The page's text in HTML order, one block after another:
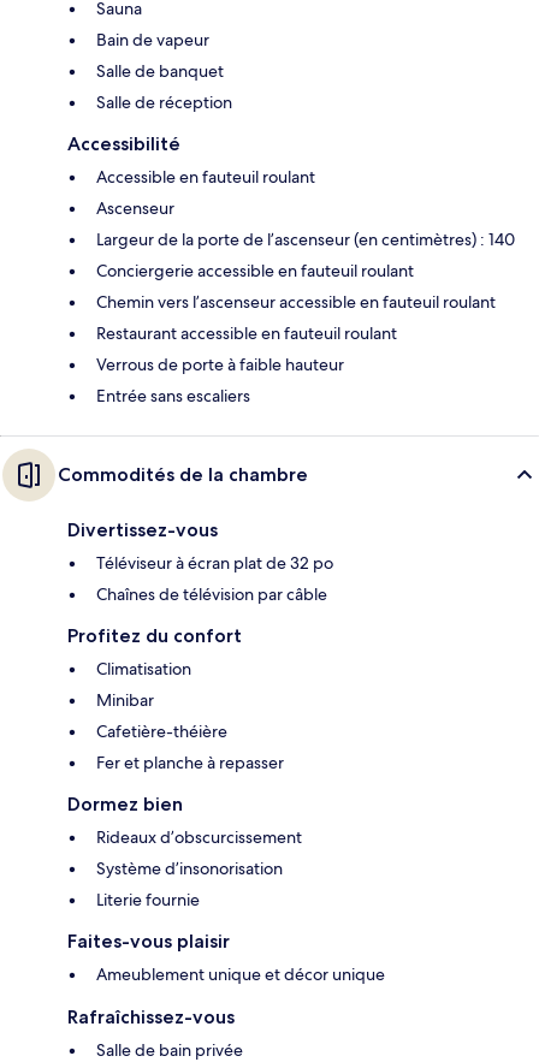
Sauna
Bain de vapeur
Salle de banquet
Salle de réception
Accessibilité
Accessible en fauteuil roulant
Ascenseur
Largeur de la porte de l’ascenseur (en centimètres) : 140
Conciergerie accessible en fauteuil roulant
Chemin vers l’ascenseur accessible en fauteuil roulant
Restaurant accessible en fauteuil roulant
Verrous de porte à faible hauteur
Entrée sans escaliers
Commodités de la chambre
Divertissez-vous
Téléviseur à écran plat de 32 po
Chaînes de télévision par câble
Profitez du confort
Climatisation
Minibar
Cafetière-théière
Fer et planche à repasser
Dormez bien
Rideaux d’obscurcissement
Système d’insonorisation
Literie fournie
Faites-vous plaisir
Ameublement unique et décor unique
Rafraîchissez-vous
Salle de bain privée